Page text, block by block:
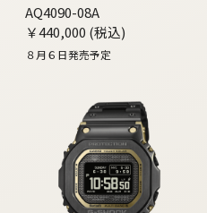
AQ4090-08A
￥440,000 (税込)
８月６日発売予定